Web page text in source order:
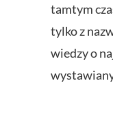
tamtym
tylko z
wiedzy o